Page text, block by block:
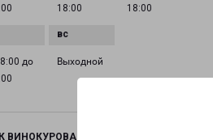
18:00
18:00
до
Выходной
ВИНОКУРОВА 99